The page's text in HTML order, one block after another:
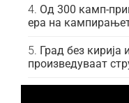
Од 300 камп-
ера на
Град без
произведуваат